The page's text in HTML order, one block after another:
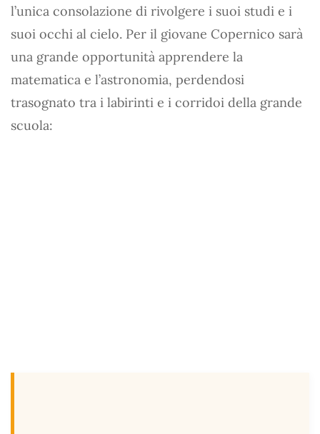
l’unica consolazione di rivolgere i suoi studi e i
suoi occhi al cielo. Per il giovane Copernico sarà
una grande opportunità apprendere la
matematica e l’astronomia, perdendosi
trasognato tra i labirinti e i corridoi della grande
scuola: